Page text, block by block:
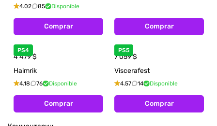
4.02 85 Disponible
Comprar Comprar
PS4
4 479$
Haimrik
4.18 76 Disponible
Comprar
PS5
7 059$
Viscerafest
4.57 14 Disponible
Comprar